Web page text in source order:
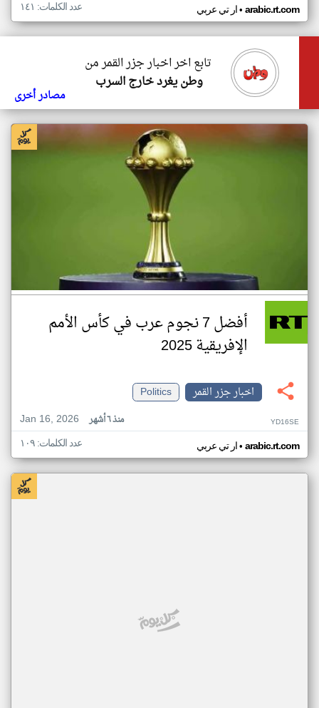
ار تي عربي• arabic.rt.com عدد الكلمات: ١٤١
تابع اخر اخبار جزر القمر من
وطن يغرد خارج السرب
مصادر أخرى
أفضل 7 نجوم عرب في كأس الأمم
الإفريقية 2025
اخبار جزر القمر
Politics
Jan 16, 2026
منذ ٦ أشهر YD16SE
ار تي عربي• arabic.rt.com عدد الكلمات: ١٠٩